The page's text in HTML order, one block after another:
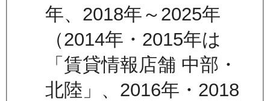
年、2018年～2025年
（2014年・2015年は
「賃貸情報店舗 中部・
北陸」、2016年・2018